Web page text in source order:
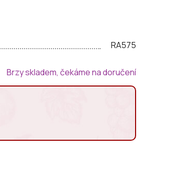
Brzy skladem, čekáme na doručení
RA575